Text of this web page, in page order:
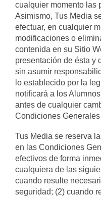
cualquier momento las
Asimismo, Tus Media
efectuar, en cualquier
modificaciones o
contenida en su Sitio
presentación de ésta y
sin asumir
lo establecido por la
notificará a los
antes de cualquier
Condiciones
Tus Media se reserva
en las Condiciones
efectivos de forma
cualquiera de las
cuando resulte
seguridad; (2) cuando